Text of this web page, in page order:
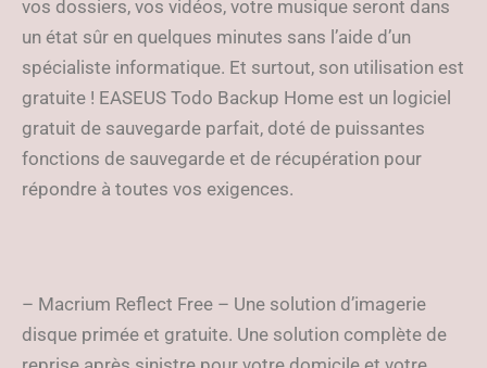
vos dossiers, vos vidéos, votre musique seront dans
un état sûr en quelques minutes sans l’aide d’un
spécialiste informatique. Et surtout, son utilisation est
gratuite ! EASEUS Todo Backup Home est un logiciel
gratuit de sauvegarde parfait, doté de puissantes
fonctions de sauvegarde et de récupération pour
répondre à toutes vos exigences.
– Macrium Reflect Free – Une solution d’imagerie
disque primée et gratuite. Une solution complète de